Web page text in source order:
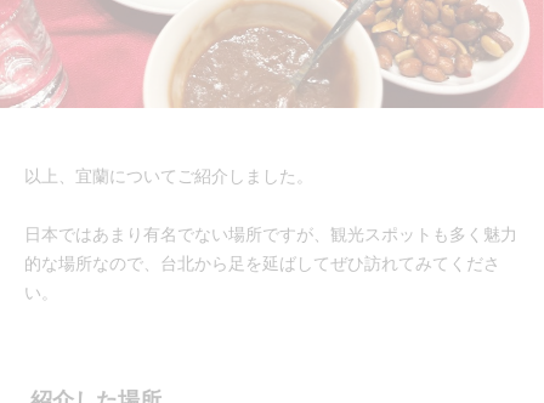
以上、宜蘭についてご紹介しました。
日本ではあまり有名でない場所ですが、観光スポットも多く魅力
的な場所なので、台北から足を延ばしてぜひ訪れてみてくださ
い。